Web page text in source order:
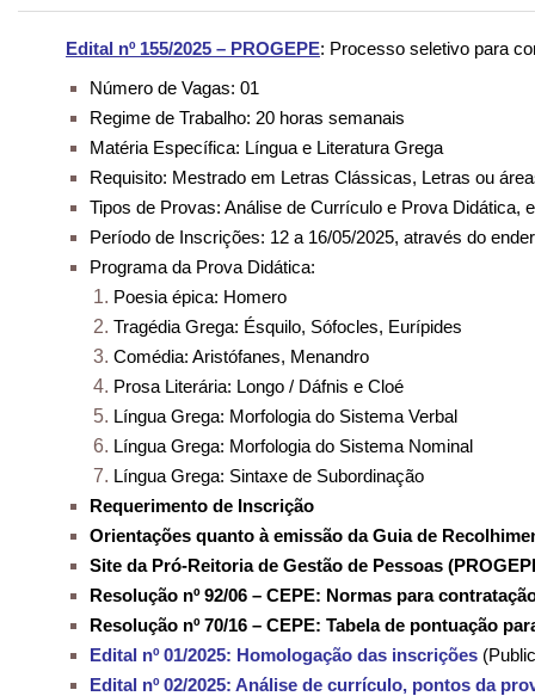
Edital nº 155/2025 – PROGEPE: Processo seletivo para
Número de Vagas: 01
Regime de Trabalho: 20 horas semanais
Matéria Específica: Língua e Literatura Grega
Requisito: Mestrado em Letras Clássicas, Letras ou
Tipos de Provas: Análise de Currículo e Prova
Período de Inscrições: 12 a 16/05/2025, através do
Programa da Prova Didática:
Poesia épica: Homero
Tragédia Grega: Ésquilo, Sófocles, Eurípides
Comédia: Aristófanes, Menandro
Prosa Literária: Longo / Dáfnis e Cloé
Língua Grega: Morfologia do Sistema Verbal
Língua Grega: Morfologia do Sistema Nominal
Língua Grega: Sintaxe de Subordinação
Requerimento de Inscrição
Orientações quanto à emissão da Guia de
Site da Pró-Reitoria de Gestão de Pessoas
Resolução nº 92/06 – CEPE: Normas para
Resolução nº 70/16 – CEPE: Tabela de pontuação
Edital nº 01/2025: Homologação das inscrições
Edital nº 02/2025: Análise de currículo, pontos da